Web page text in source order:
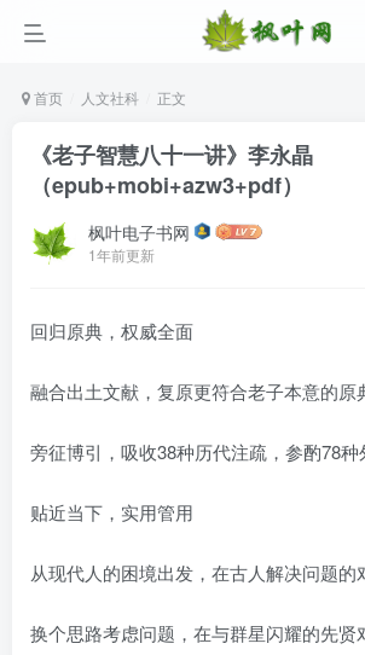
首页 人文社科 正文
《老子智慧八十一讲》李永晶
（epub+mobi+azw3+pdf）
枫叶电子书网
1年前更新
回归原典，权威全面
融合出土文献，复原更符合老子本意的原
旁征博引，吸收38种历代注疏，参酌78种
贴近当下，实用管用
从现代人的困境出发，在古人解决问题的
换个思路考虑问题，在与群星闪耀的先贤
登录密码
记住登录 找回密码
登录